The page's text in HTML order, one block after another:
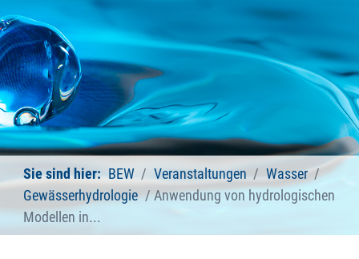
Sie sind hier: BEW Veranstaltungen
Wasser
Gewässerhydrologie
Anwendung von hydrologischen
Modellen in...